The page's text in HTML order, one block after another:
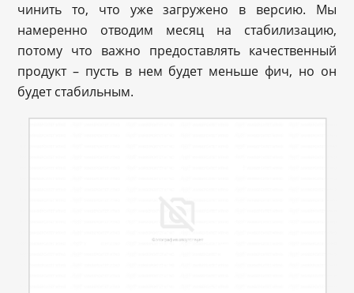
чинить то, что уже загружено в версию. Мы
намеренно отводим месяц на стабилизацию,
потому что важно предоставлять качественный
продукт – пусть в нем будет меньше фич, но он
будет стабильным.